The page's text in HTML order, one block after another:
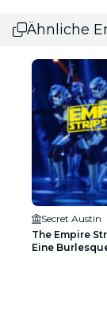
Ähnliche
Secret Austin
The Empire
Eine